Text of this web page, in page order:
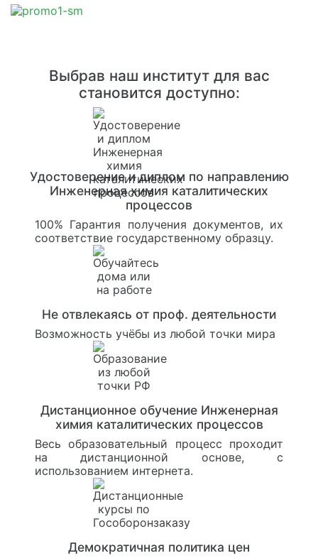
Выбрав наш институт для вас
становится доступно:
Удостоверение и диплом по направлению
Инженерная химия каталитических
процессов
100% Гарантия получения документов, их
соответствие государственному образцу.
Не отвлекаясь от проф. деятельности
Возможность учёбы из любой точки мира
Дистанционное обучение Инженерная
химия каталитических процессов
Весь образовательный процесс проходит
на дистанционной основе, с
использованием интернета.
Демократичная политика цен